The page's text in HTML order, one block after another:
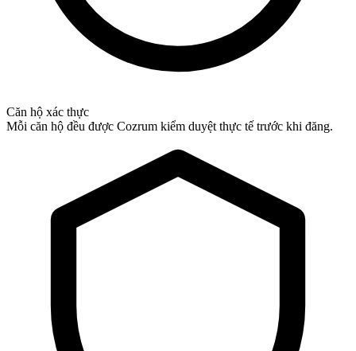
Căn hộ xác thực
Mỗi căn hộ đều được Cozrum kiểm duyệt thực tế trước khi đăng.